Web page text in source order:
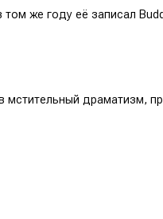
же году её записал
мстительный драматизм,